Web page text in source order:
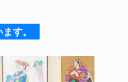
e
st
す。